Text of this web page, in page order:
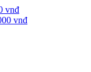
vnđ
vnđ